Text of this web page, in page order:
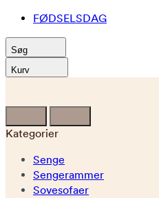
FØDSELSDAG
Søg
Kurv
Kategorier
Senge
Sengerammer
Sovesofaer